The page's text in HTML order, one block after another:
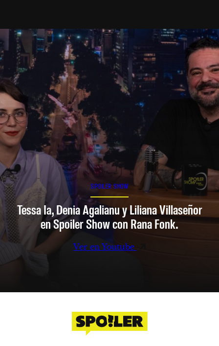
SPOILER SHOW
Tessa Ia, Denia Agalianu y Liliana Villaseñor
en Spoiler Show con Rana Fonk.
Ver en Youtube